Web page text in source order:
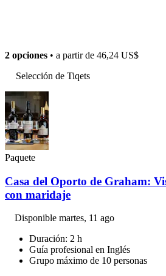
2 opciones • a partir de 46,24 US$
Selección de Tiqets
Paquete
Casa del Oporto de Graham:
con maridaje
Disponible martes, 11 ago
Duración: 2 h
Guía profesional en Inglés
Grupo máximo de 10 personas